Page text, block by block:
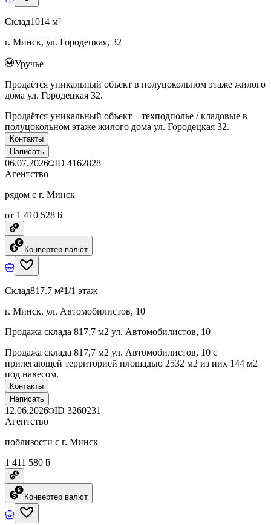
Склад1014 м²
г. Минск, ул. Городецкая, 32
Уручье
Продаётся уникальный объект в полуцокольном этаже жилого
дома ул. Городецкая 32.
Продаётся уникальный объект – техподполье / кладовые в
полуцокольном этаже жилого дома ул. Городецкая 32.
Контакты
Написать
06.07.2026 ID 4162828
Агентство
рядом с г. Минск
от 1 410 528 ƃ
Конвертер валют
Склад817.7 м²1/1 этаж
г. Минск, ул. Автомобилистов, 10
Продажа склада 817,7 м2 ул. Автомобилистов, 10
Продажа склада 817,7 м2 ул. Автомобилистов, 10 с
прилегающей территорией площадью 2532 м2 из них 144 м2
под навесом.
Контакты
Написать
12.06.2026 ID 3260231
Агентство
поблизости с г. Минск
1 411 580 ƃ
Конвертер валют